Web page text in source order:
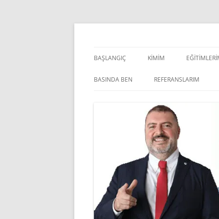
İçeriğe
BAŞLANGIÇ KIMIM
BASINDA BEN REFERANSLARIM